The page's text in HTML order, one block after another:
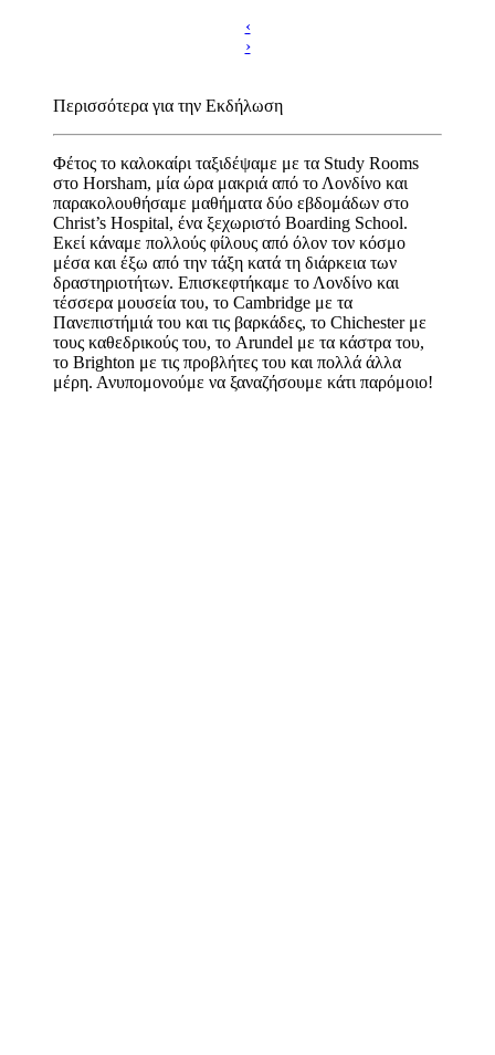
‹
›
Περισσότερα για την Εκδήλωση
Φέτος το καλοκαίρι ταξιδέψαμε με τα Study Rooms
στο Horsham, μία ώρα μακριά από το Λονδίνο και
παρακολουθήσαμε μαθήματα δύο εβδομάδων στο
Christ’s Hospital, ένα ξεχωριστό Βoarding School.
Εκεί κάναμε πολλούς φίλους από όλον τον κόσμο
μέσα και έξω από την τάξη κατά τη διάρκεια των
δραστηριοτήτων. Επισκεφτήκαμε το Λονδίνο και
τέσσερα μουσεία του, το Cambridge με τα
Πανεπιστήμιά του και τις βαρκάδες, το Chichester με
τους καθεδρικούς του, το Arundel με τα κάστρα του,
το Brighton με τις προβλήτες του και πολλά άλλα
μέρη. Ανυπομονούμε να ξαναζήσουμε κάτι παρόμοιο!